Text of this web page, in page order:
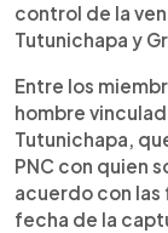
control de la
Tutunichapa y
Entre los
hombre
Tutunichapa,
PNC con quien
acuerdo con las
fecha de la